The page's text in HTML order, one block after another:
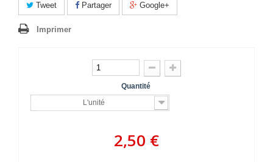
Tweet Partager Google+
Imprimer
Quantité
L'unité
2,50 €